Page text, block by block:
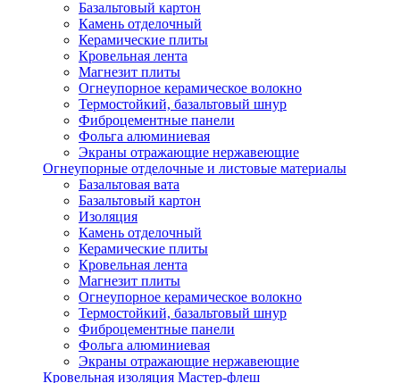
Базальтовый картон
Камень отделочный
Керамические плиты
Кровельная лента
Магнезит плиты
Огнеупорное керамическое волокно
Термостойкий, базальтовый шнур
Фиброцементные панели
Фольга алюминиевая
Экраны отражающие нержавеющие
Огнеупорные отделочные и листовые материалы
Базальтовая вата
Базальтовый картон
Изоляция
Камень отделочный
Керамические плиты
Кровельная лента
Магнезит плиты
Огнеупорное керамическое волокно
Термостойкий, базальтовый шнур
Фиброцементные панели
Фольга алюминиевая
Экраны отражающие нержавеющие
Кровельная изоляция Мастер-флеш